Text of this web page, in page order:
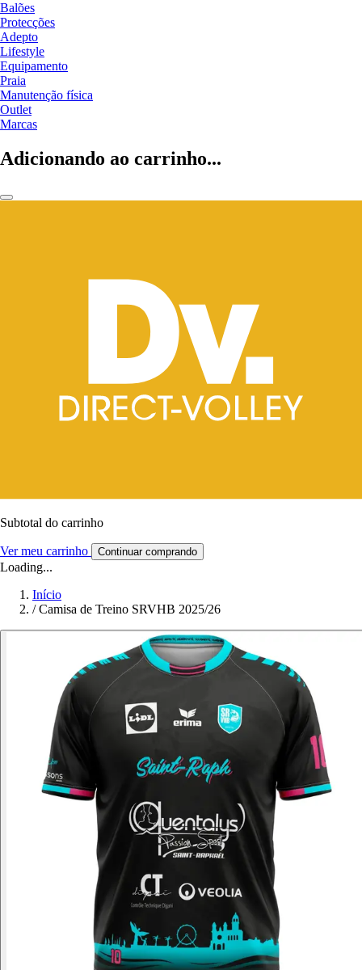
Balões
Protecções
Adepto
Lifestyle
Equipamento
Praia
Manutenção física
Outlet
Marcas
Adicionando ao carrinho...
Subtotal do carrinho
Ver meu carrinho Continuar comprando
Loading...
Início
/ Camisa de Treino SRVHB 2025/26